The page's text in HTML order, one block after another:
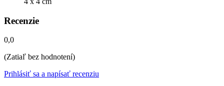
Recenzie
0,0
(Zatiaľ bez hodnotení)
Prihlásiť sa a napísať recenziu